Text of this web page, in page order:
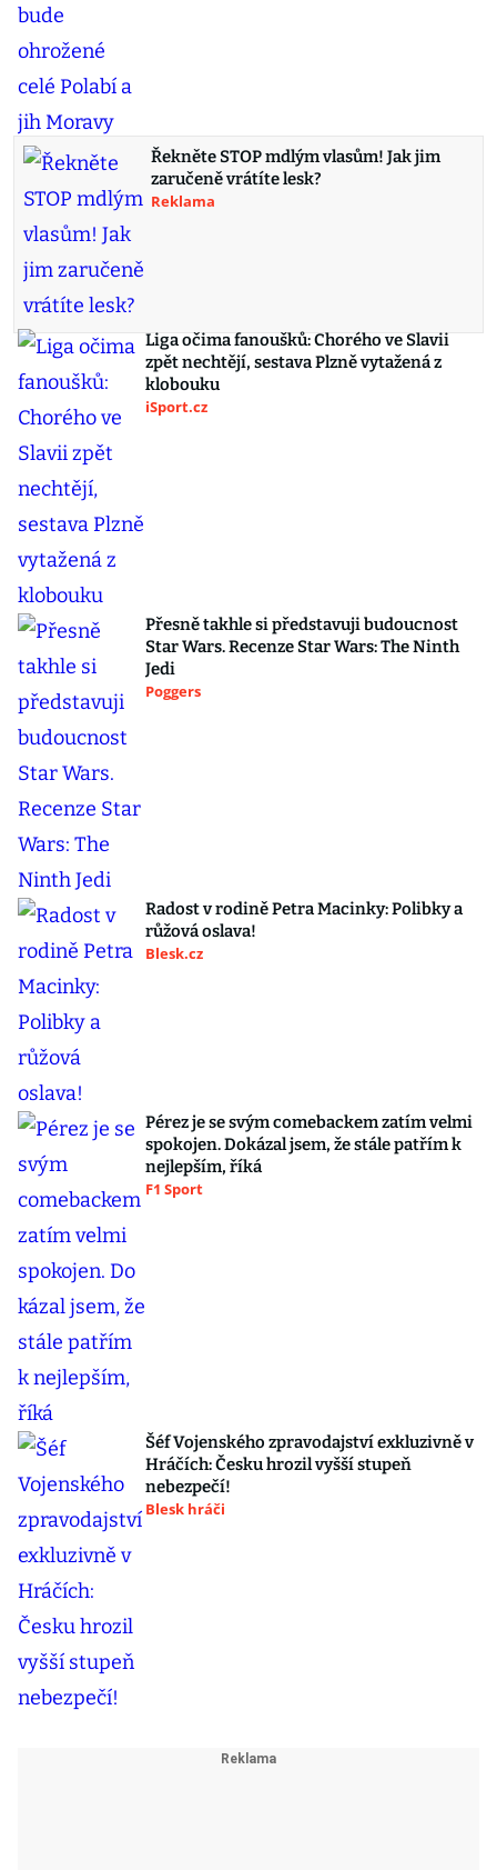
Řekněte STOP mdlým vlasům! Jak jim
zaručeně vrátíte lesk?
Reklama
Liga očima fanoušků: Chorého ve Slavii
zpět nechtějí, sestava Plzně vytažená z
klobouku
iSport.cz
Přesně takhle si představuji budoucnost
Star Wars. Recenze Star Wars: The Ninth
Jedi
Poggers
Radost v rodině Petra Macinky: Polibky a
růžová oslava!
Blesk.cz
Pérez je se svým comebackem zatím velmi
spokojen. Dokázal jsem, že stále patřím k
nejlepším, říká
F1 Sport
Šéf Vojenského zpravodajství exkluzivně v
Hráčích: Česku hrozil vyšší stupeň
nebezpečí!
Blesk hráči